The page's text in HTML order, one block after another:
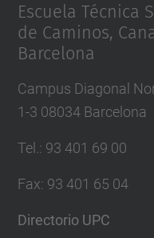
Escuela Técnica
de Caminos,
Barcelona
Campus Diagonal
1-3 08034 Barcelona
Tel. : 93 401 69 00
Fax: 93 401 65 04
Directorio UPC